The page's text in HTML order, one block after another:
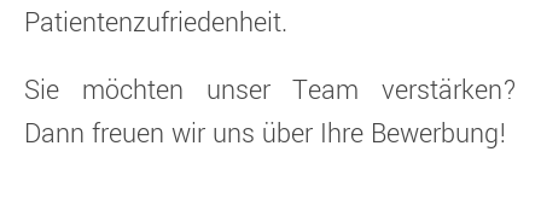
Patientenzufriedenheit.
Sie möchten unser Team verstärken?
Dann freuen wir uns über Ihre Bewerbung!